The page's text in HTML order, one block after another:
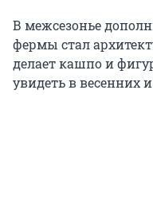
В межсезонье
фермы стал
делает кашпо и
увидеть в весенних